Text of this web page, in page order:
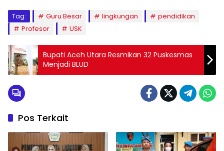
Tag: Guru Besar lingkungan
pendidikan
Profesor
USK
Bupati Aceh Utara Resmikan 32 Puskesmas
Menjadi BLUD
Pos Terkait